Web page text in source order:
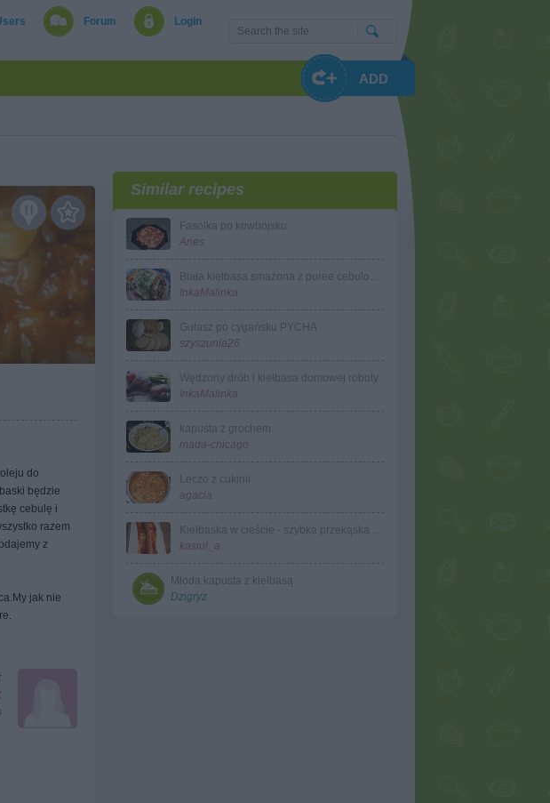
Forum Login
ADD
do
będzie
cebulę i
razem
z
jak nie
Similar recipes
Fasolka po kowbojsku
Anes
InkaMalinka
Gulasz po cygańsku PYCHA
szyszunia26
Wędzony drób i kiełbasa domowej roboty
InkaMalinka
kapusta z grochem
mada-chicago
Leczo z cukinii
agacia
kasiul_a
Młoda kapusta z kiełbasą
Dzigryz